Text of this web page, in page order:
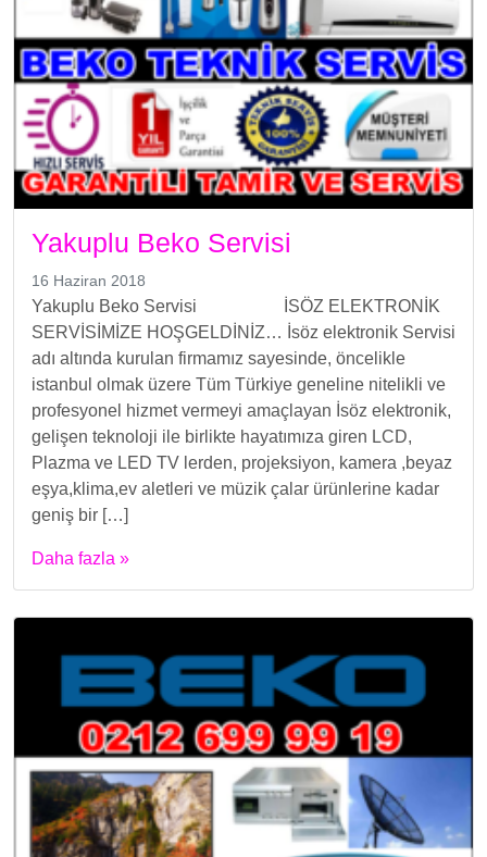
Yakuplu Beko Servisi
16 Haziran 2018
Yakuplu Beko Servisi İSÖZ ELEKTRONİK
SERVİSİMİZE HOŞGELDİNİZ… İsöz elektronik Servisi
adı altında kurulan firmamız sayesinde, öncelikle
istanbul olmak üzere Tüm Türkiye geneline nitelikli ve
profesyonel hizmet vermeyi amaçlayan İsöz elektronik,
gelişen teknoloji ile birlikte hayatımıza giren LCD,
Plazma ve LED TV lerden, projeksiyon, kamera ,beyaz
eşya,klima,ev aletleri ve müzik çalar ürünlerine kadar
geniş bir […]
Daha fazla »